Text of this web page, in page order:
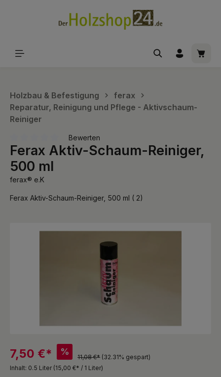
Holzbau & Befestigung
ferax
Reparatur, Reinigung und Pflege - Aktivschaum-
Reiniger
Durchschnittliche Bewertung von 0 von 5 Sternen
Bewerten
Ferax Aktiv-Schaum-Reiniger,
500 ml
ferax® e.K
Ferax Aktiv-Schaum-Reiniger, 500 ml ( 2)
7,50 €* %
11,08 €* (32.31% gespart)
Inhalt: 0.5 Liter (15,00 €* / 1 Liter)